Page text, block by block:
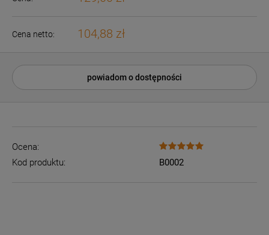
Cena netto: 104,88 zł
powiadom o dostępności
Ocena:
Kod produktu:
B0002